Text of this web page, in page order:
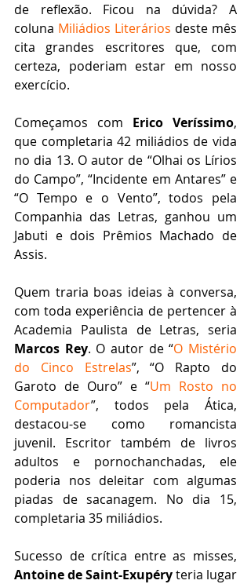
de reflexão. Ficou na dúvida? A
coluna Miliádios Literários deste mês
cita grandes escritores que, com
certeza, poderiam estar em nosso
exercício.
Começamos com Erico Veríssimo,
que completaria 42 miliádios de vida
no dia 13. O autor de “Olhai os Lírios
do Campo”, “Incidente em Antares” e
“O Tempo e o Vento”, todos pela
Companhia das Letras, ganhou um
Jabuti e dois Prêmios Machado de
Assis.
Quem traria boas ideias à conversa,
com toda experiência de pertencer à
Marcos Rey. O autor de “O Mistério
do Cinco Estrelas”, “O Rapto do
Garoto de Ouro” e “Um Rosto no
Computador”, todos pela Ática,
destacou-se como romancista
juvenil. Escritor também de livros
adultos e pornochanchadas, ele
poderia nos deleitar com algumas
piadas de sacanagem. No dia 15,
completaria 35 miliádios.
Antoine de Saint-Exupéry teria lugar